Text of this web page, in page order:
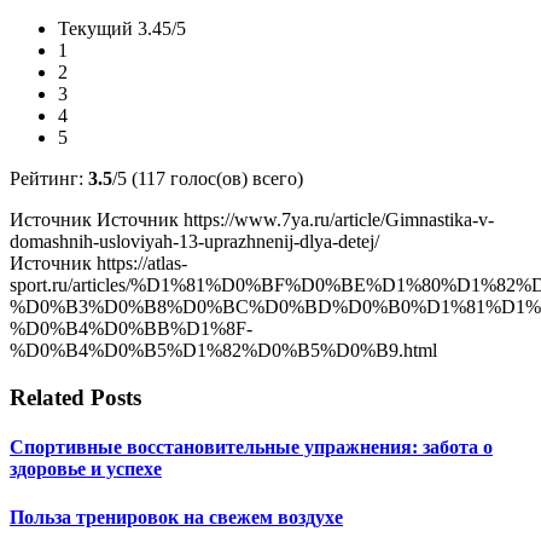
Текущий 3.45/5
1
2
3
4
5
Рейтинг: 3.5/5 (117 голос(ов) всего)
Источник Источник https://www.7ya.ru/article/Gimnastika-v-
domashnih-usloviyah-13-uprazhnenij-dlya-detej/
Источник https://atlas-
sport.ru/articles/
%D0%B4%D0%BB%D1%8F-
%D0%B4%D0%B5%D1%82%D0%B5%D0%B9.html
Related Posts
Спортивные восстановительные упражнения: забота о
здоровье и успехе
Польза тренировок на свежем воздухе